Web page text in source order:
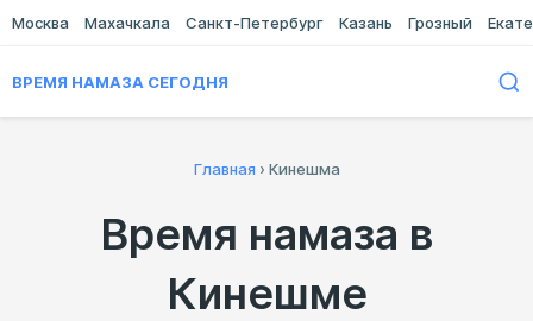
Москва Махачкала Санкт-Петербург Казань Грозный
ВРЕМЯ НАМАЗА СЕГОДНЯ
Главная › Кинешма
Время намаза в
Кинешме